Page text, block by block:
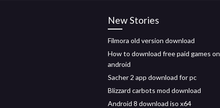
New Stories
Filmora old version download
How to download free paid games on
android
Sacher 2 app download for pc
Blizzard carbots mod download
Android 8 download iso x64